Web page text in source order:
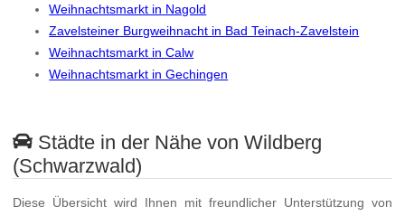
Weihnachtsmarkt in Nagold
Zavelsteiner Burgweihnacht in Bad Teinach-Zavelstein
Weihnachtsmarkt in Calw
Weihnachtsmarkt in Gechingen
Städte in der Nähe von Wildberg
(Schwarzwald)
Diese Übersicht wird Ihnen mit freundlicher Unterstützung von